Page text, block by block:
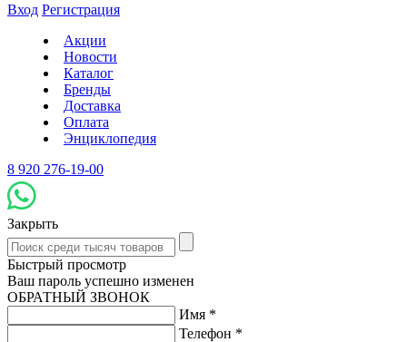
Вход Регистрация
Акции
Новости
Каталог
Бренды
Доставка
Оплата
Энциклопедия
8 920 276-19-00
Закрыть
Быстрый просмотр
Ваш пароль успешно изменен
ОБРАТНЫЙ ЗВОНОК
Имя *
Телефон *